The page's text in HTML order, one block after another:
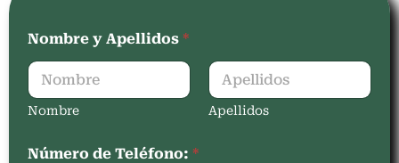
Nombre y Apellidos *
Nombre Apellidos
Número de Teléfono: *